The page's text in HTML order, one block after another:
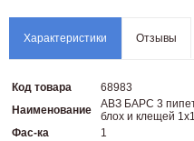
Характеристики Отзывы
Код товара
68983
Наименование
АВЗ БАРС 3
блох и клещей
Фас-ка
1